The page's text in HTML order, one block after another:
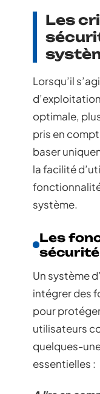
Les
Lorsqu’il
optimale,
pris en
baser
la facilité
système.
Les
Un système
intégrer des
pour
utilisateurs
quelques-
essentielles :